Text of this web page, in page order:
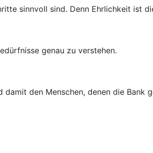
sinnvoll sind. Denn Ehrlichkeit ist
genau zu verstehen.
damit den Menschen, denen die Bank